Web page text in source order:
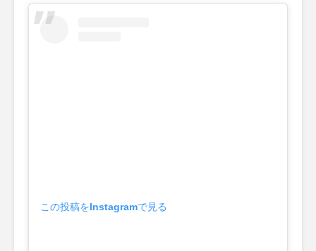
この投稿をInstagramで見る